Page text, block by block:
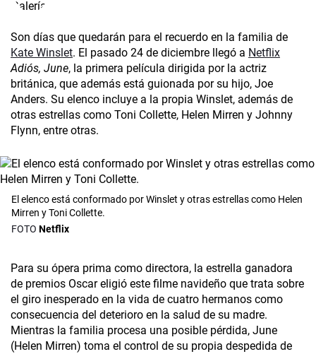
Son días que quedarán para el recuerdo en la familia de
Kate Winslet. El pasado 24 de diciembre llegó a Netflix
Adiós, June, la primera película dirigida por la actriz
británica, que además está guionada por su hijo, Joe
Anders. Su elenco incluye a la propia Winslet, además de
otras estrellas como Toni Collette, Helen Mirren y Johnny
Flynn, entre otras.
El elenco está conformado por Winslet y otras estrellas como Helen
Mirren y Toni Collette.
Netflix
Para su ópera prima como directora, la estrella ganadora
de premios Oscar eligió este filme navideño que trata sobre
el giro inesperado en la vida de cuatro hermanos como
consecuencia del deterioro en la salud de su madre.
Mientras la familia procesa una posible pérdida, June
(Helen Mirren) toma el control de su propia despedida de